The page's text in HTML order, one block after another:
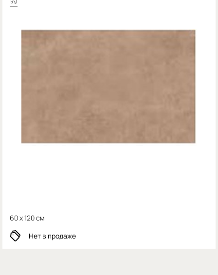
60 x 120 см
Нет в продаже